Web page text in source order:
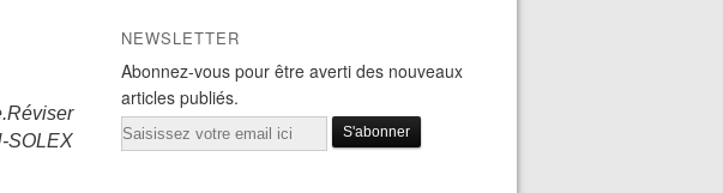
SOLEX
NEWSLETTER
Abonnez-vous pour être averti des nouveaux
articles publiés.
Email